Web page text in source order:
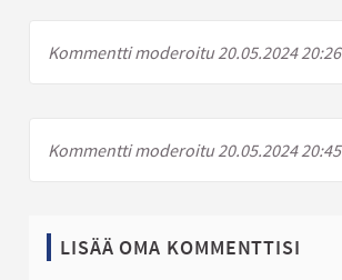
Kommentti moderoitu 20.05.2024 20:26
Kommentti moderoitu 20.05.2024 20:45
LISÄÄ OMA KOMMENTTISI